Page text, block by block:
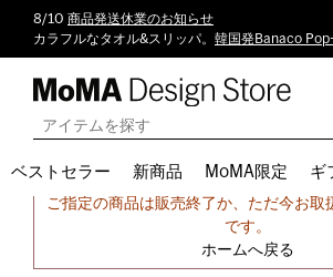
8/10 商品発送休業のお知らせ
カラフルなタオル&スリッパ。 韓国発Banaco
ベストセラー 新商品 MoMA限定 ギ
申し訳ございません。
ご指定の商品は販売終了か、ただ今お取
です。
ホームへ戻る